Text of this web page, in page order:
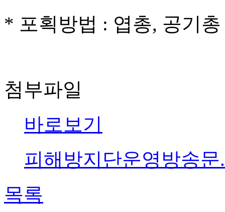
* 포획방법 : 엽총, 공기총
첨부파일
바로보기
피해방지단운영방송문
목록